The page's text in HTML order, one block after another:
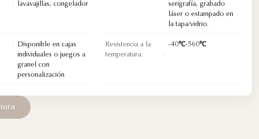
lavavajillas, congelador
serigrafía, grabado
láser o estampado en
la tapa/vidrio.
Disponible en cajas
individuales o juegos a
granel con
personalización
Resistencia a la
temperatura:
-40℃-560℃
hora